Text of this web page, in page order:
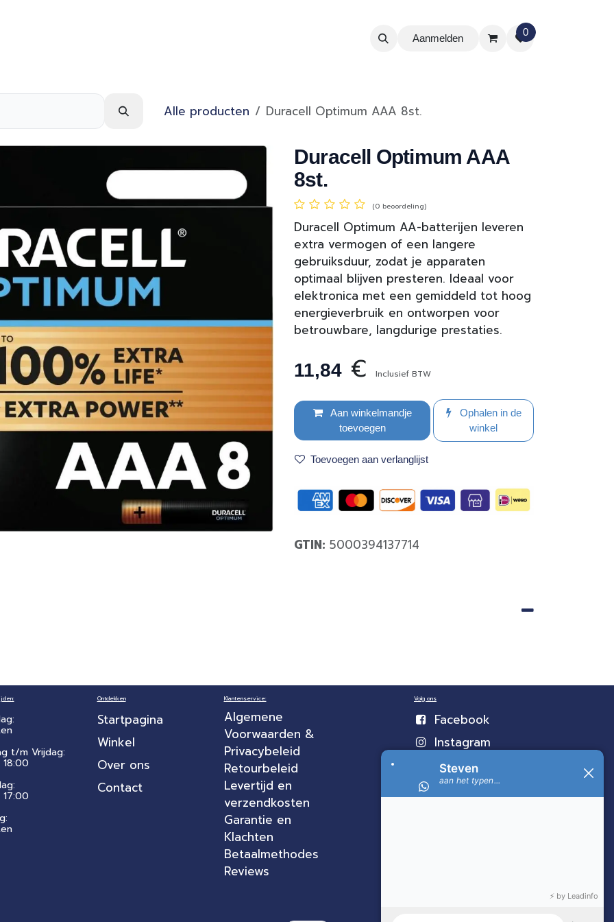
Aanmelden
0
Alle producten Duracell Optimum AAA 8st.
Duracell Optimum AAA
8st.
(0 beoordeling)
Duracell Optimum AA-batterijen leveren
extra vermogen of een langere
gebruiksduur, zodat je apparaten
optimaal blijven presteren. Ideaal voor
elektronica met een gemiddeld tot hoog
energieverbruik en ontworpen voor
betrouwbare, langdurige prestaties.
11,84 € Inclusief BTW
Aan winkelmandje
toevoegen
Ophalen in de
winkel
Toevoegen aan verlanglijst
GTIN: 5000394137714
t/m Vrijdag:
Ontdekken
Startpagina
Winkel
Over ons
Contact
Klantenservice:
Algemene
Voorwaarden &
Privacybeleid
Retourbeleid
Levertijd en
verzendkosten
Garantie en
Klachten
Betaalmethodes
Reviews
Volg ons
Facebook
Instagram